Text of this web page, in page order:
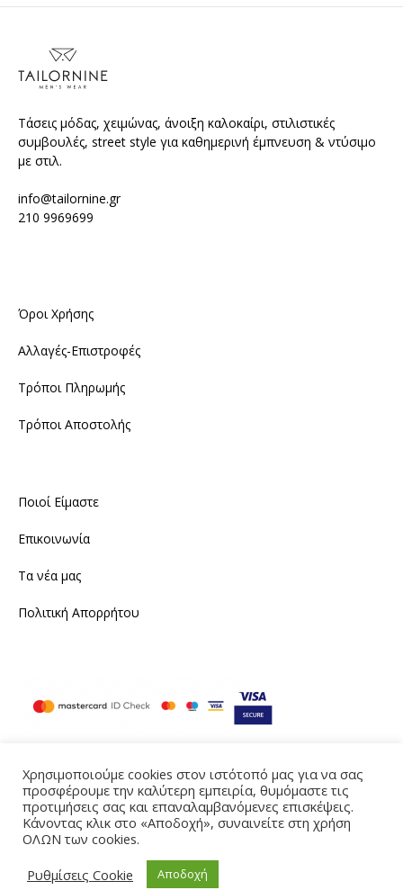
Τάσεις μόδας, χειμώνας, άνοιξη καλοκαίρι, στιλιστικές
συμβουλές, street style για καθημερινή έμπνευση & ντύσιμο
με στιλ.
info@tailornine.gr
210 9969699
Όροι Χρήσης
Αλλαγές-Επιστροφές
Τρόποι Πληρωμής
Τρόποι Αποστολής
Ποιοί Είμαστε
Επικοινωνία
Τα νέα μας
Πολιτική Απορρήτου
©2021 tailornine.gr. All rights reserved
InstagramFacebook
Produced by eTouch
Χρησιμοποιούμε cookies στον ιστότοπό μας για να σας
προσφέρουμε την καλύτερη εμπειρία, θυμόμαστε τις
προτιμήσεις σας και επαναλαμβανόμενες επισκέψεις.
Κάνοντας κλικ στο «Αποδοχή», συναινείτε στη χρήση
ΟΛΩΝ των cookies.
Ρυθμίσεις Cookie
Αποδοχή